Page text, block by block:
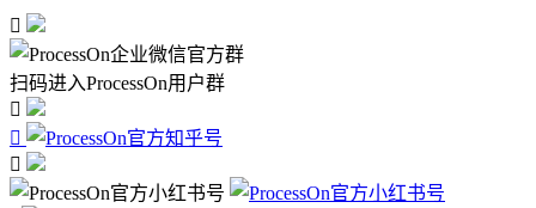

扫码进入ProcessOn用户群


